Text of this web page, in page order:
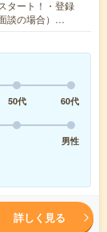
タート！・登録
談の場合）…
50代
60代
男性
詳しく見る